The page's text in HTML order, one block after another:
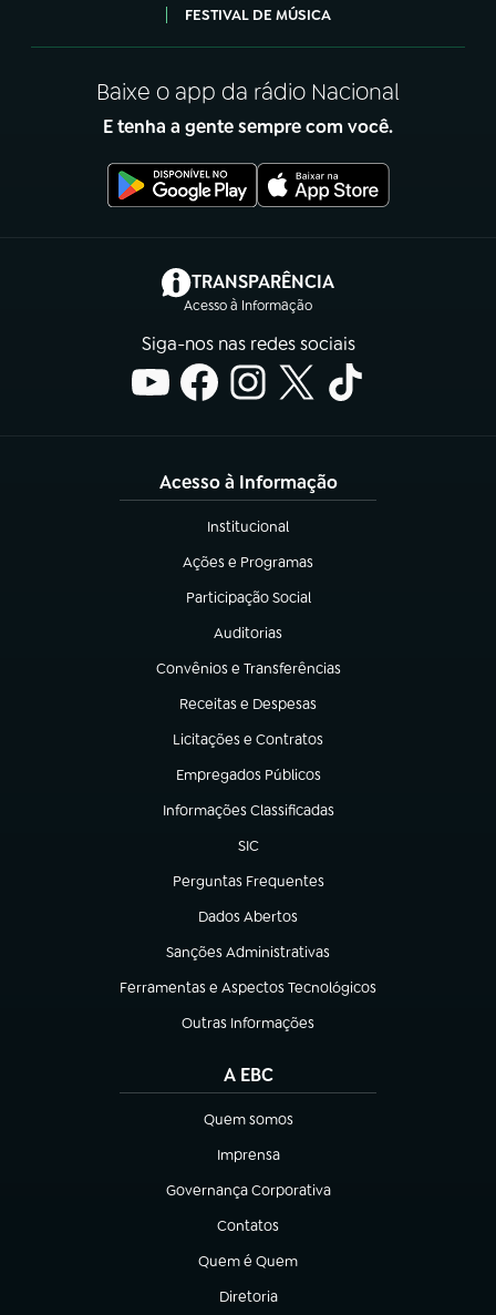
FESTIVAL DE MÚSICA
Baixe o app da rádio Nacional
E tenha a gente sempre com você.
TRANSPARÊNCIA
Acesso à Informação
(abre em nova aba)
Siga-nos nas redes sociais
Acesso à Informação
Institucional
(abre em nova aba)
Ações e Programas
(abre em nova aba)
Participação Social
(abre em nova aba)
Auditorias
(abre em nova aba)
Convênios e Transferências
(abre em nova aba)
Receitas e Despesas
(abre em nova aba)
Licitações e Contratos
(abre em nova aba)
Empregados Públicos
(abre em nova aba)
Informações Classificadas
(abre em nova aba)
SIC
(abre em nova aba)
Perguntas Frequentes
(abre em nova aba)
Dados Abertos
(abre em nova aba)
Sanções Administrativas
(abre em nova aba)
Ferramentas e Aspectos Tecnológicos
(abre em nova aba)
Outras Informações
(abre em nova aba)
A EBC
Quem somos
(abre em nova aba)
Imprensa
(abre em nova aba)
Governança Corporativa
(abre em nova aba)
Contatos
(abre em nova aba)
Quem é Quem
(abre em nova aba)
Diretoria
(abre em nova aba)